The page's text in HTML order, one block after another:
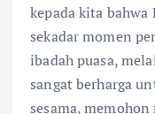
kepada kita
sekadar momen
ibadah puasa,
sangat berharga
sesama,